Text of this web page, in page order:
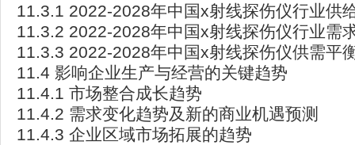
11.3.1 2022-2028年中国x射线探伤仪行业供
11.3.2 2022-2028年中国x射线探伤仪行业需
11.3.3 2022-2028年中国x射线探伤仪供需平
11.4 影响企业生产与经营的关键趋势
11.4.1 市场整合成长趋势
11.4.2 需求变化趋势及新的商业机遇预测
11.4.3 企业区域市场拓展的趋势